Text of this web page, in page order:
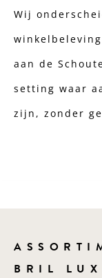
Wij
aan de
setting waar
zijn, zonder
BRIL